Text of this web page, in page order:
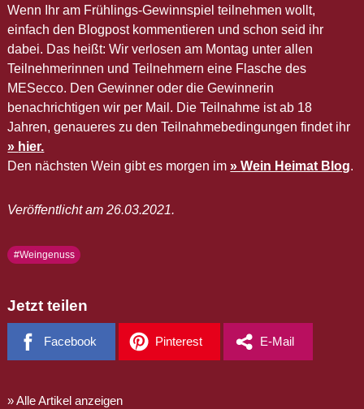
Wenn Ihr am Frühlings-Gewinnspiel teilnehmen wollt,
einfach den Blogpost kommentieren und schon seid ihr
dabei. Das heißt: Wir verlosen am Montag unter allen
Teilnehmerinnen und Teilnehmern eine Flasche des
MESecco. Den Gewinner oder die Gewinnerin
benachrichtigen wir per Mail. Die Teilnahme ist ab 18
Jahren, genaueres zu den Teilnahmebedingungen findet ihr
hier.
Den nächsten Wein gibt es morgen im
Wein Heimat Blog.
Veröffentlicht am 26.03.2021.
#Weingenuss
Jetzt teilen
Facebook Pinterest E-Mail
Alle Artikel anzeigen